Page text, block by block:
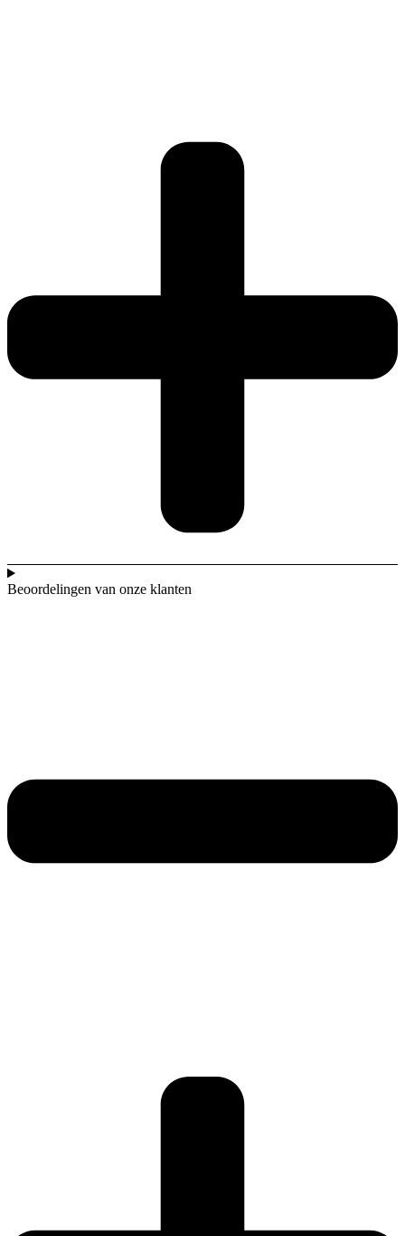
Beoordelingen van onze klanten